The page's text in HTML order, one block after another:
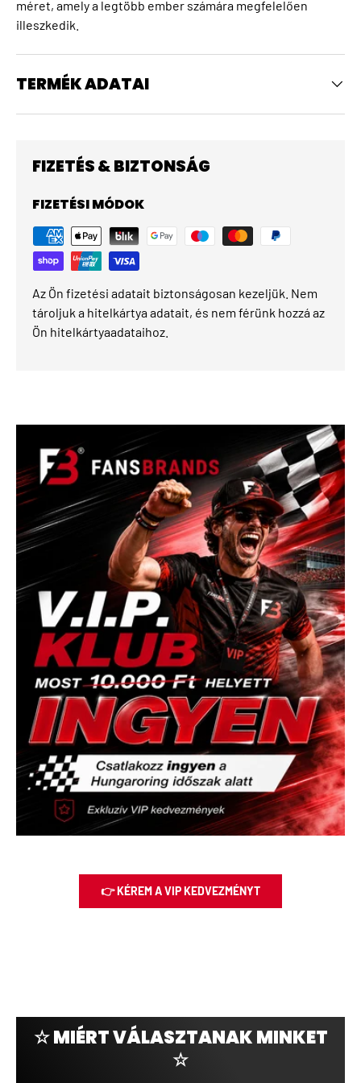
méret, amely a legtöbb ember számára megfelelően
illeszkedik.
TERMÉK ADATAI
FIZETÉS & BIZTONSÁG
FIZETÉSI MÓDOK
Az Ön fizetési adatait biztonságosan kezeljük. Nem
tároljuk a hitelkártya adatait, és nem férünk hozzá az
Ön hitelkártyaadataihoz.
👉 KÉREM A VIP KEDVEZMÉNYT
☆ MIÉRT VÁLASZTANAK MINKET
☆